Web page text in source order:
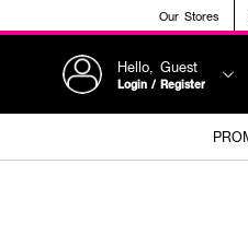
Our Stores
Hello, Guest
Login / Register